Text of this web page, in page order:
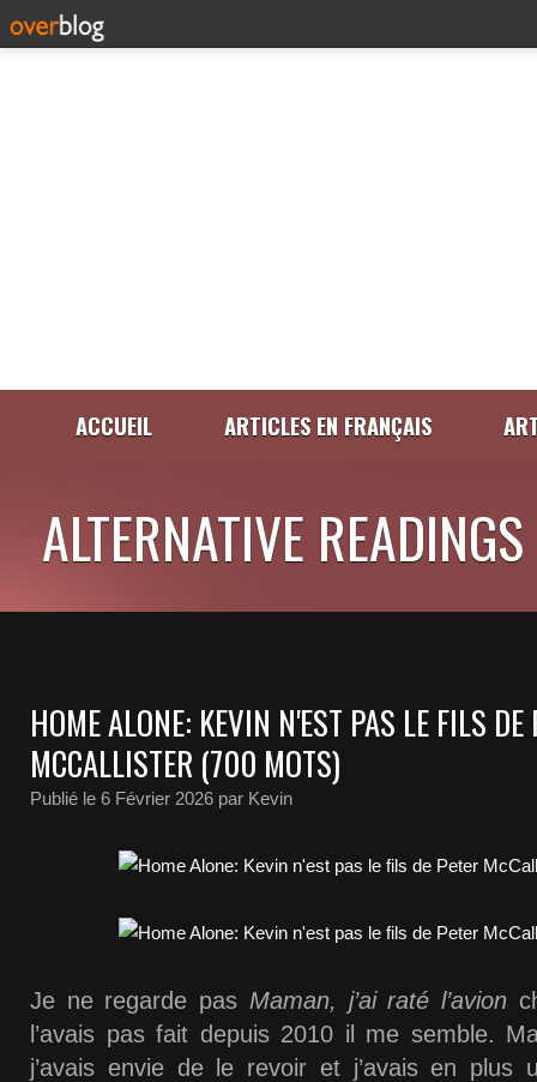
ACCUEIL ARTICLES EN FRANÇAIS
ALTERNATIVE READINGS
HOME ALONE: KEVIN N'EST PAS LE FILS DE
MCCALLISTER (700 MOTS)
Publié le 6 Février 2026 par Kevin
Je ne regarde pas Maman, j’ai raté l’avion
l’avais pas fait depuis 2010 il me semble.
j’avais envie de le revoir et j’avais en plus